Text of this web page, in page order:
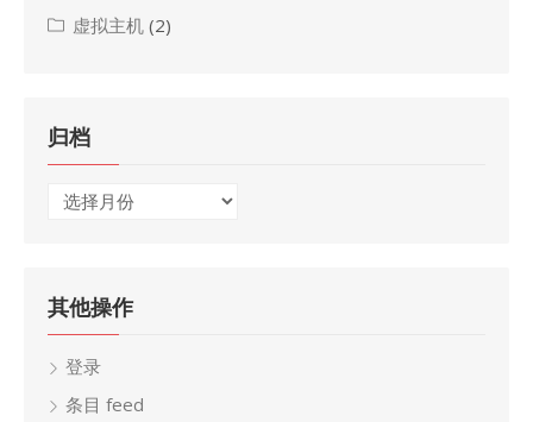
虚拟主机 (2)
归档
归
其他操作
登录
条目 feed